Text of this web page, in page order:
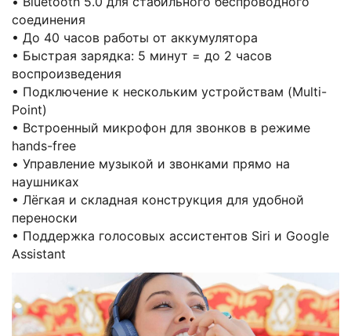
соединения
• До 40 часов работы от аккумулятора
• Быстрая зарядка: 5 минут = до 2 часов
воспроизведения
• Подключение к нескольким устройствам (Multi-
Point)
• Встроенный микрофон для звонков в режиме
hands-free
• Управление музыкой и звонками прямо на
наушниках
• Лёгкая и складная конструкция для удобной
переноски
• Поддержка голосовых ассистентов Siri и Google
Assistant